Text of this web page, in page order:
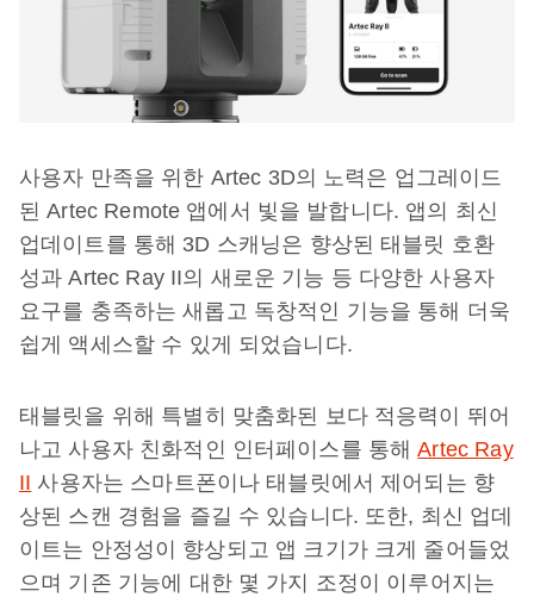
사용자 만족을 위한 Artec 3D의 노력은 업그레이드
된 Artec Remote 앱에서 빛을 발합니다. 앱의 최신
업데이트를 통해 3D 스캐닝은 향상된 태블릿 호환
성과 Artec Ray II의 새로운 기능 등 다양한 사용자
요구를 충족하는 새롭고 독창적인 기능을 통해 더욱
쉽게 액세스할 수 있게 되었습니다.
태블릿을 위해 특별히 맞춤화된 보다 적응력이 뛰어
나고 사용자 친화적인 인터페이스를 통해Artec Ray
II 사용자는 스마트폰이나 태블릿에서 제어되는 향
상된 스캔 경험을 즐길 수 있습니다. 또한, 최신 업데
이트는 안정성이 향상되고 앱 크기가 크게 줄어들었
으며 기존 기능에 대한 몇 가지 조정이 이루어지는